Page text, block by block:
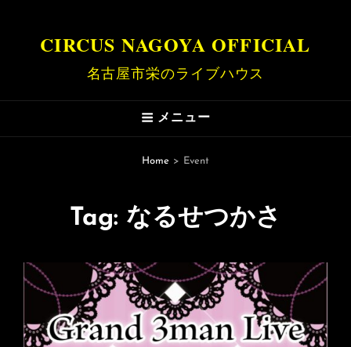
CIRCUS NAGOYA OFFICIAL
名古屋市栄のライブハウス
メニュー
Home > Event
Tag: なるせつかさ